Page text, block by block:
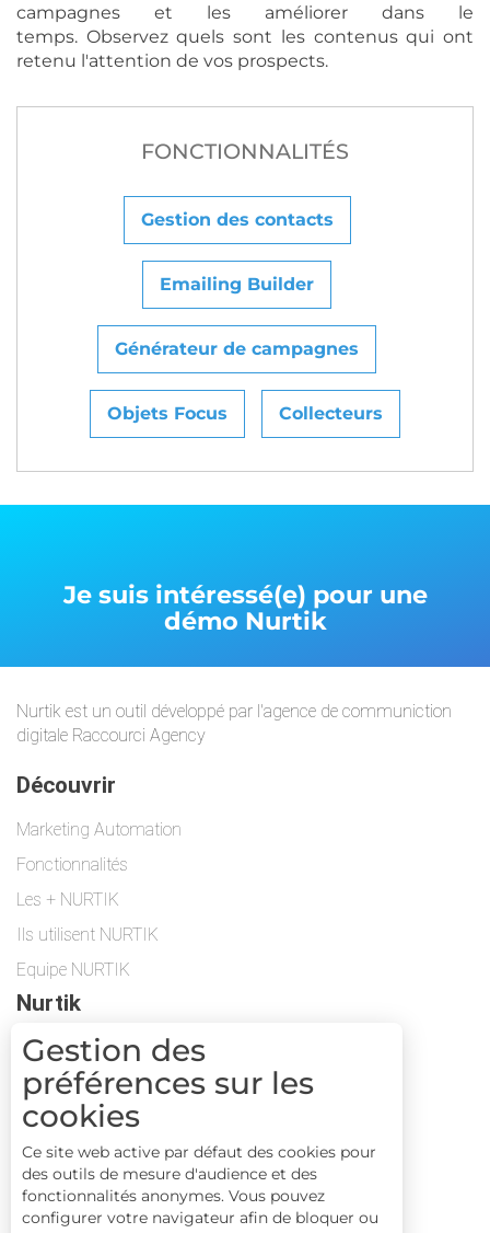
campagnes et les améliorer dans le
temps. Observez quels sont les contenus qui ont
retenu l'attention de vos prospects.
FONCTIONNALITÉS
Gestion des contacts
Emailing Builder
Générateur de campagnes
Objets Focus Collecteurs
Je suis intéressé(e) pour une
démo Nurtik
Nurtik est un outil développé par l'agence de communiction
digitale Raccourci Agency
Découvrir
Marketing Automation
Fonctionnalités
Les + NURTIK
Ils utilisent NURTIK
Equipe NURTIK
Nurtik
Protection des données
Contactez-nous
Suivez-nous
Suivez-nous sur Facebook
Gestion des
préférences sur les
cookies
Ce site web active par défaut des cookies pour
des outils de mesure d'audience et des
fonctionnalités anonymes. Vous pouvez
configurer votre navigateur afin de bloquer ou